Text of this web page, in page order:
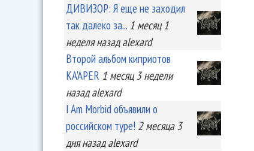
ДИВИЗОР: Я еще не заходил
так далеко за... 1 месяц 1
неделяназад alexard
Второй альбом киприотов
KA'APER 1 месяц 3 недели
назад alexard
I Am Morbid объявили о
российском туре! 2 месяца 3
дняназад alexard